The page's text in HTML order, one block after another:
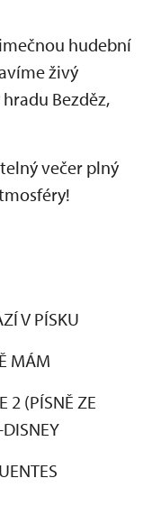
hudební
živý
Bezděz,
večer plný
V PÍSKU
MÁM
2 (PÍSNĚ ZE